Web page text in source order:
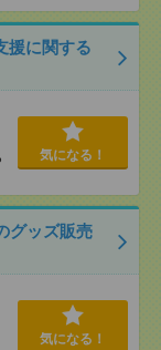
援に関する
気になる！
グッズ販売
気になる！